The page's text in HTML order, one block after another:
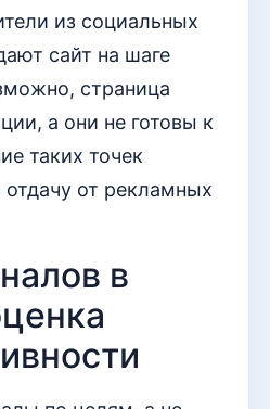
из социальных
сайт на шаге
страница
а они не готовы к
таких точек
от рекламных
в